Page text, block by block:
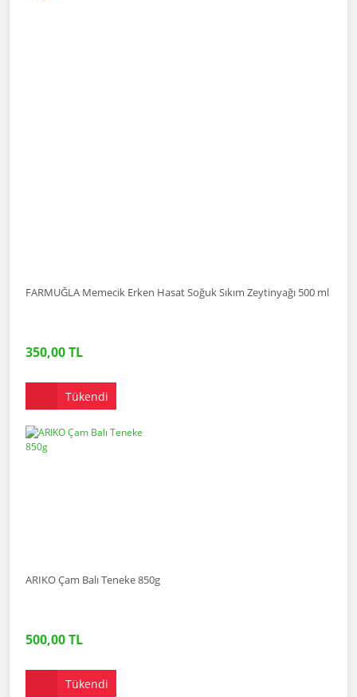
FARMUĞLA Memecik Erken Hasat Soğuk Sıkım Zeytinyağı 500 ml
350,00 TL
Tükendi
ARIKO Çam Balı Teneke 850g
500,00 TL
Tükendi